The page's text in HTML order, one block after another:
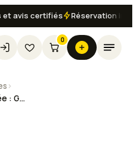
certifiés Réservation
0
›
Location Voiture Longue Durée : Guide Sans Stress Pour Particuliers [2026]